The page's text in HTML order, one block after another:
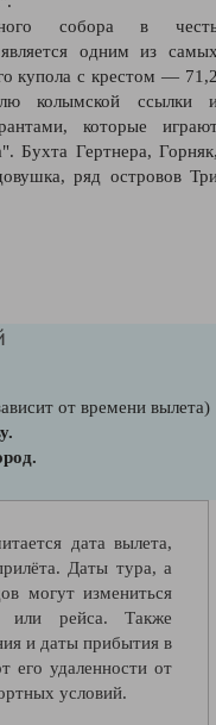
собора в
одним из
купола с крестом —
колымской ссылки
которые
Бухта Гертнера,
ряд островов
от времени вылета)
дата вылета,
Даты тура, а
могут измениться
или рейса. Также
и даты прибытия в
его удаленности от
условий.